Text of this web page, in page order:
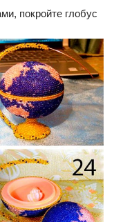
покройте глобус